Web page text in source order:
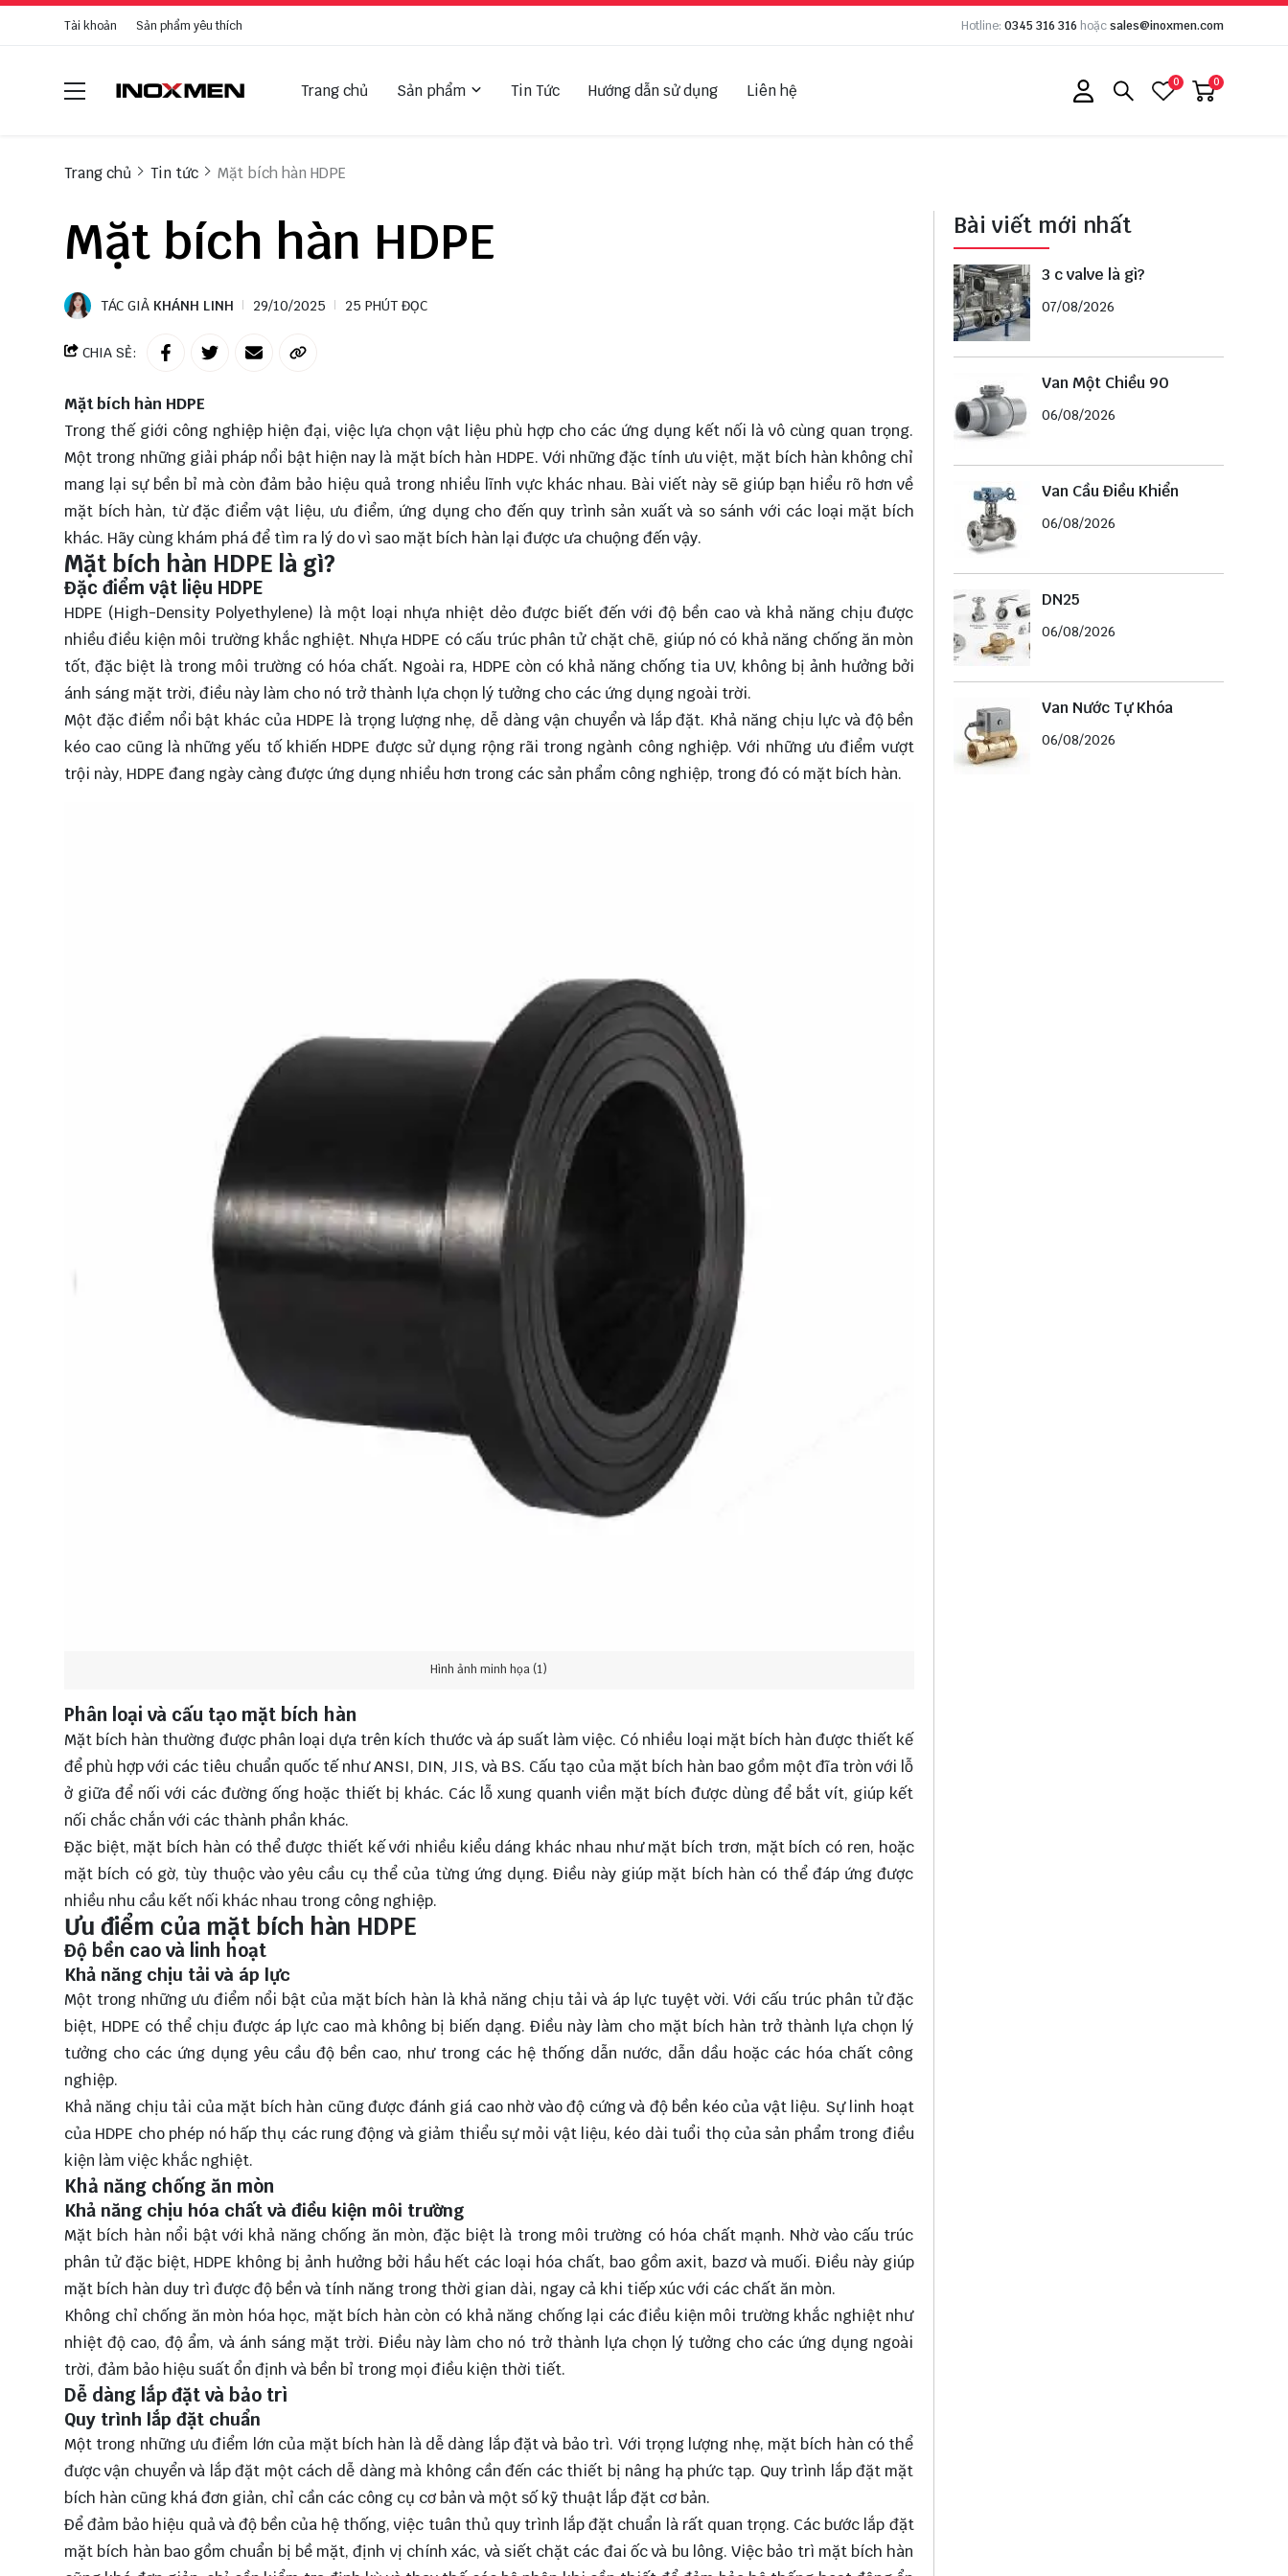
Tài khoản Sản phẩm yêu thích Hotline: 0345 316 316 hoặcsales@inoxmen.com
Trang chủ Sản phẩm Tin Tức Hướng dẫn sử dụng Liên hệ 0 0
Trang chủ Tin tức Mặt bích hàn HDPE
Mặt bích hàn HDPE
TÁC GIẢ KHÁNH LINH 29/10/2025 25 PHÚT ĐỌC
CHIA SẺ:
Mặt bích hàn HDPE
Trong thế giới công nghiệp hiện đại, việc lựa chọn vật liệu phù hợp cho các ứng dụng kết nối là vô cùng quan trọng.
Một trong những giải pháp nổi bật hiện nay là mặt bích hàn HDPE. Với những đặc tính ưu việt, mặt bích hàn không chỉ
mang lại sự bền bỉ mà còn đảm bảo hiệu quả trong nhiều lĩnh vực khác nhau. Bài viết này sẽ giúp bạn hiểu rõ hơn về
mặt bích hàn, từ đặc điểm vật liệu, ưu điểm, ứng dụng cho đến quy trình sản xuất và so sánh với các loại mặt bích
khác. Hãy cùng khám pháđể tìm ra lý do vì sao mặt bích hàn lại được ưa chuộng đến vậy.
Mặt bích hàn HDPE là gì?
Đặc điểm vật liệu HDPE
HDPE (High-Density Polyethylene) là một loại nhựa nhiệt dẻo được biết đến với độ bền cao và khả năng chịu được
nhiều điều kiện môi trường khắc nghiệt. Nhựa HDPE có cấu trúc phân tử chặt chẽ, giúp nó có khả năng chống ăn mòn
tốt, đặc biệt là trong môi trường có hóa chất. Ngoài ra, HDPE còn có khả năng chống tia UV, không bị ảnh hưởng bởi
ánh sáng mặt trời, điều này làm cho nó trở thành lựa chọn lý tưởng cho các ứng dụng ngoài trời.
Một đặc điểm nổi bật khác của HDPE là trọng lượng nhẹ, dễ dàng vận chuyển và lắp đặt. Khả năng chịu lực và độ bền
kéo cao cũng là những yếu tố khiến HDPE được sử dụng rộng rãi trong ngành công nghiệp. Với những ưu điểm vượt
trội này, HDPE đang ngày càng được ứng dụng nhiều hơn trong các sản phẩm công nghiệp, trong đó có mặt bích hàn.
Hình ảnh minh họa (1)
Phân loại và cấu tạo mặt bích hàn
Mặt bích hàn thường được phân loại dựa trên kích thước và áp suất làm việc. Có nhiều loại mặt bích hàn được thiết kế
để phù hợp với các tiêu chuẩn quốc tế như ANSI, DIN, JIS, và BS. Cấu tạo của mặt bích hàn bao gồm một đĩa tròn với lỗ
ở giữa để nối với các đường ống hoặc thiết bị khác. Các lỗ xung quanh viền mặt bích được dùng để bắt vít, giúp kết
nối chắc chắn với các thành phần khác.
Đặc biệt, mặt bích hàn có thể được thiết kế với nhiều kiểu dáng khác nhau như mặt bích trơn, mặt bích có ren, hoặc
mặt bích có gờ, tùy thuộc vào yêu cầu cụ thể của từng ứng dụng. Điều này giúp mặt bích hàn có thể đáp ứng được
nhiều nhu cầu kết nối khác nhau trong công nghiệp.
Ưu điểm của mặt bích hàn HDPE
Độ bền cao và linh hoạt
Khả năng chịu tải và áp lực
Một trong những ưu điểm nổi bật của mặt bích hàn là khả năng chịu tải và áp lực tuyệt vời. Với cấu trúc phân tử đặc
biệt, HDPE có thể chịu được áp lực cao mà không bị biến dạng. Điều này làm cho mặt bích hàn trở thành lựa chọn lý
tưởng cho các ứng dụng yêu cầu độ bền cao, như trong các hệ thống dẫn nước, dẫn dầu hoặc các hóa chất công
nghiệp.
Khả năng chịu tải của mặt bích hàn cũng được đánh giá cao nhờ vào độ cứng và độ bền kéo của vật liệu. Sự linh hoạt
của HDPE cho phép nó hấp thụ các rung động và giảm thiểu sự mỏi vật liệu, kéo dài tuổi thọ của sản phẩm trong điều
kiện làm việc khắc nghiệt.
Khả năng chống ăn mòn
Khả năng chịu hóa chất và điều kiện môi trường
Mặt bích hàn nổi bật với khả năng chống ăn mòn, đặc biệt là trong môi trường có hóa chất mạnh. Nhờ vào cấu trúc
phân tử đặc biệt, HDPE không bị ảnh hưởng bởi hầu hết các loại hóa chất, bao gồm axit, bazơ và muối. Điều này giúp
mặt bích hàn duy trì được độ bền và tính năng trong thời gian dài, ngay cả khi tiếp xúc với các chất ăn mòn.
Không chỉ chống ăn mòn hóa học, mặt bích hàn còn có khả năng chống lại các điều kiện môi trường khắc nghiệt như
nhiệt độ cao, độ ẩm, và ánh sáng mặt trời. Điều này làm cho nó trở thành lựa chọn lý tưởng cho các ứng dụng ngoài
trời, đảm bảo hiệu suất ổn định và bền bỉ trong mọi điều kiện thời tiết.
Dễ dàng lắp đặt và bảo trì
Quy trình lắp đặt chuẩn
Một trong những ưu điểm lớn của mặt bích hàn là dễ dàng lắp đặt và bảo trì. Với trọng lượng nhẹ, mặt bích hàn có thể
được vận chuyển và lắp đặt một cách dễ dàng mà không cần đến các thiết bị nâng hạ phức tạp. Quy trình lắp đặt mặt
bích hàn cũng khá đơn giản, chỉ cần các công cụ cơ bản và một số kỹ thuật lắp đặt cơ bản.
Để đảm bảo hiệu quả và độ bền của hệ thống, việc tuân thủ quy trình lắp đặt chuẩn là rất quan trọng. Các bước lắp đặt
mặt bích hàn bao gồm chuẩn bị bề mặt, định vị chính xác, và siết chặt các đai ốc và bu lông. Việc bảo trì mặt bích hàn
Bài viết mới nhất
3 c valve là gì?
07/08/2026
Van Một Chiều 90
06/08/2026
Van Cầu Điều Khiển
06/08/2026
DN25
06/08/2026
Van Nước Tự Khóa
06/08/2026